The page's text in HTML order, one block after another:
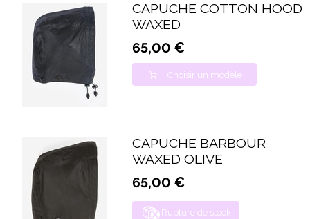
CAPUCHE COTTON HOOD
WAXED
65,00 €
Choisir un modèle
CAPUCHE BARBOUR
WAXED OLIVE
65,00 €
Rupture de stock